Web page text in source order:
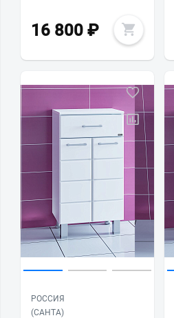
16 800 ₽
РОССИЯ
(САНТА)